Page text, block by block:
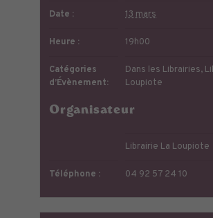
Date : 13 mars
Heure : 19h00
Catégories
d’Évènement:
Dans les Librairies,
Loupiote
Organisateur
Librairie La Loupiote
Téléphone : 04 92 57 24 10